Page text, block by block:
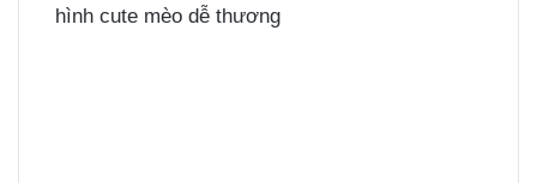
hình cute mèo dễ thương